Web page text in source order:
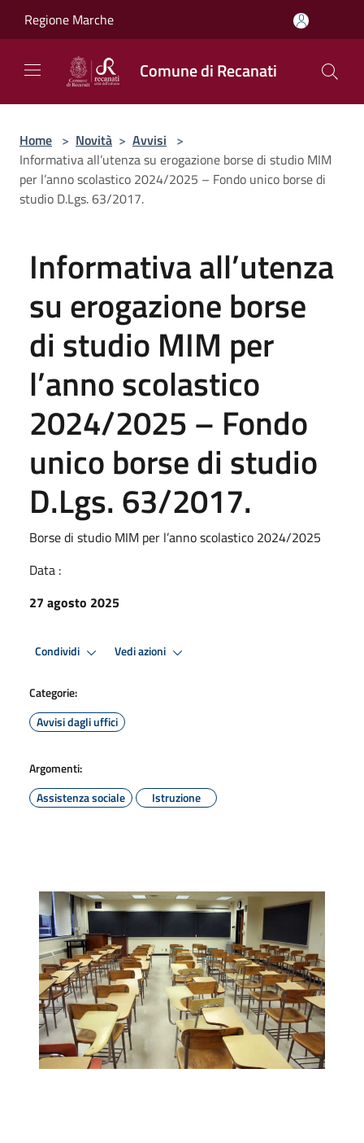
Regione Marche
Comune di Recanati
Home > Novità > Avvisi >
Informativa all’utenza su erogazione borse di studio MIM
per l’anno scolastico 2024/2025 – Fondo unico borse di
studio D.Lgs. 63/2017.
Informativa all’utenza
su erogazione borse
di studio MIM per
l’anno scolastico
2024/2025 – Fondo
unico borse di studio
D.Lgs. 63/2017.
Borse di studio MIM per l’anno scolastico 2024/2025
Data :
27 agosto 2025
Condividi Vedi azioni
Categorie:
Avvisi dagli uffici
Argomenti:
Assistenza sociale
Istruzione